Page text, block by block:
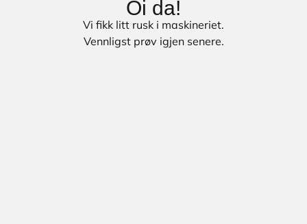
Oi da!
Vi fikk litt rusk i maskineriet.
Vennligst prøv igjen senere.